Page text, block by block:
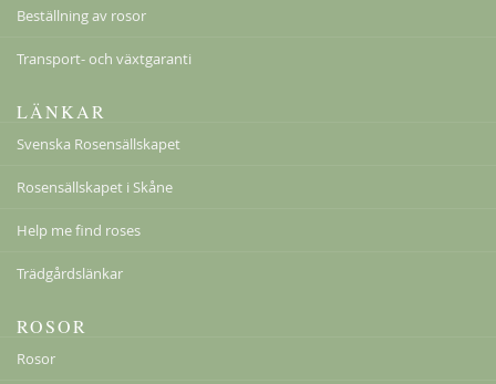
239,00 kr
Beställning av rosor
Transport- och växtgaranti
LÄNKAR
Svenska Rosensällskapet
Rosensällskapet i Skåne
Help me find roses
Trädgårdslänkar
ROSOR
Rosor